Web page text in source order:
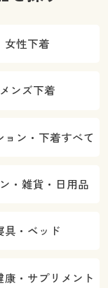
女性下着
メンズ下着
ョン・下着すべて
・雑貨・日用品
具・ベッド
康・サプリメント